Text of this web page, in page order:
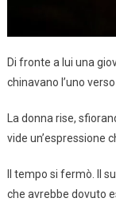
Di fronte a lui una
chinavano l’uno
La donna rise,
vide un’espressione
Il tempo si fermò. Il
che avrebbe dovuto